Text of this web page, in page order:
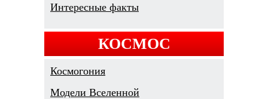
Интересные факты
КОСМОС
Космогония
Модели Вселенной